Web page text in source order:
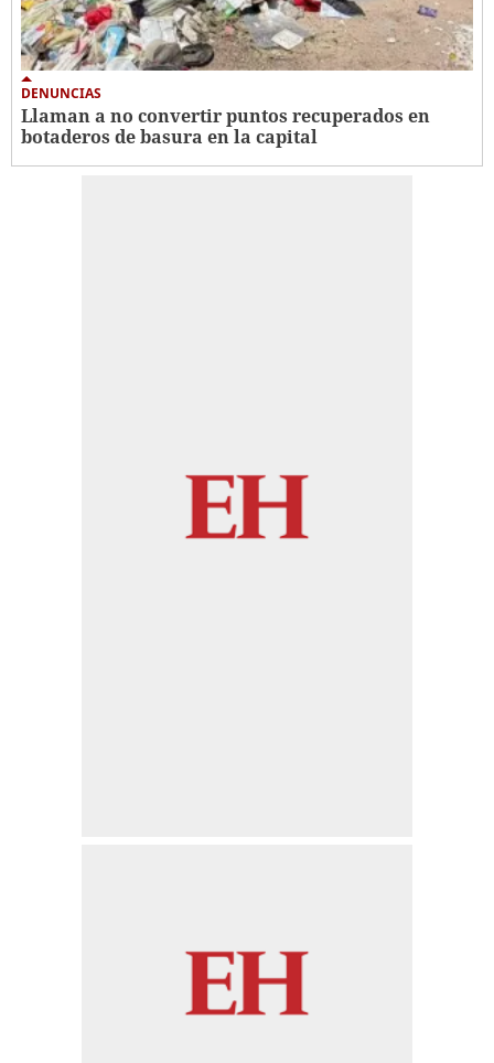
DENUNCIAS
Llaman a no convertir puntos recuperados en
botaderos de basura en la capital